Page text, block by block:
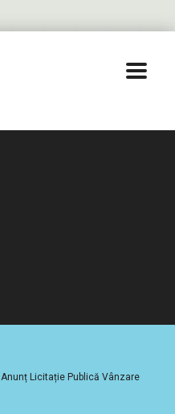
Anunț Licitație Publică Vânzare